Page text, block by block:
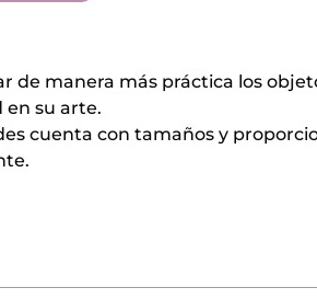
de manera más práctica los
en su arte.
cuenta con tamaños y